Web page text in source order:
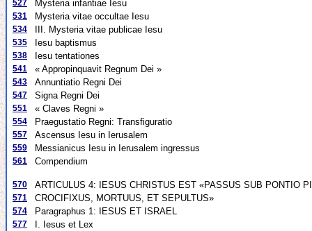
527 Mysteria infantiae Iesu
531 Mysteria vitae occultae Iesu
534 III. Mysteria vitae publicae Iesu
535 Iesu baptismus
538 Iesu tentationes
541 « Appropinquavit Regnum Dei »
543 Annuntiatio Regni Dei
547 Signa Regni Dei
551 « Claves Regni »
554 Praegustatio Regni: Transfiguratio
557 Ascensus Iesu in Ierusalem
559 Messianicus Iesu in Ierusalem ingressus
561 Compendium
570 ARTICULUS 4: IESUS CHRISTUS EST «PASSUS SUB PONTIO
571 CROCIFIXUS, MORTUUS, ET SEPULTUS»
574 Paragraphus 1: IESUS ET ISRAEL
577 I. Iesus et Lex